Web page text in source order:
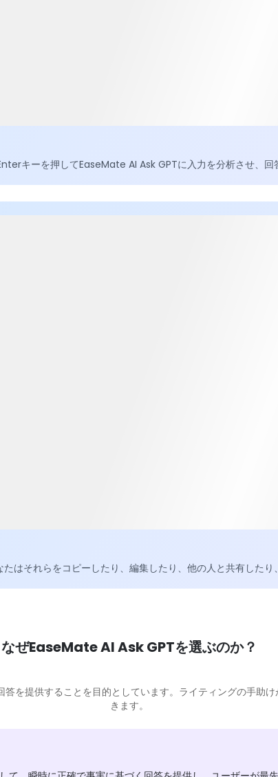
キーを押してEaseMate AI Ask GPTに入力を分析させ、回
はそれらをコピーしたり、編集したり、他の人と共有したり
なぜEaseMate AI Ask GPTを選ぶのか？
を提供することを目的としています。ライティングの手助
きます。